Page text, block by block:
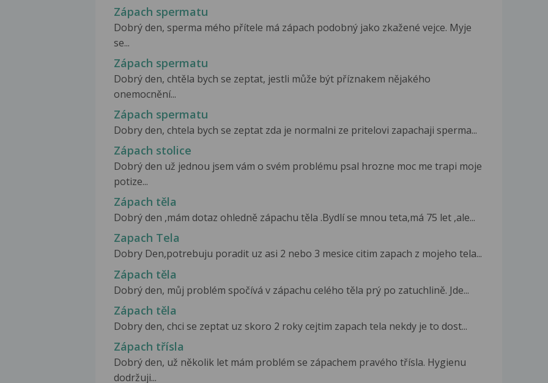
Zápach spermatu
Dobrý den, sperma mého přítele má zápach podobný jako zkažené vejce. Myje
se...
Zápach spermatu
Dobrý den, chtěla bych se zeptat, jestli může být příznakem nějakého
onemocnění...
Zápach spermatu
Dobry den, chtela bych se zeptat zda je normalni ze pritelovi zapachaji sperma...
Zápach stolice
Dobrý den už jednou jsem vám o svém problému psal hrozne moc me trapi moje
potize...
Zápach těla
Dobrý den ,mám dotaz ohledně zápachu těla .Bydlí se mnou teta,má 75 let ,ale...
Zapach Tela
Dobry Den,potrebuju poradit uz asi 2 nebo 3 mesice citim zapach z mojeho tela...
Zápach těla
Dobrý den, můj problém spočívá v zápachu celého těla prý po zatuchlině. Jde...
Zápach těla
Dobry den, chci se zeptat uz skoro 2 roky cejtim zapach tela nekdy je to dost...
Zápach třísla
Dobrý den, už několik let mám problém se zápachem pravého třísla. Hygienu
dodržuji...